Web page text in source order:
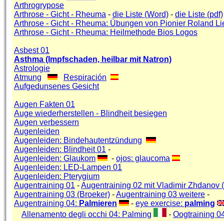
Arthrogrypose
Arthrose - Gicht - Rheuma - die Liste (Word) - die Liste (pdf)
Arthrose - Gicht - Rheuma: Übungen von Pionier Roland
Arthrose - Gicht - Rheuma: Heilmethode Bios Logos
Asbest 01
Asthma (Impfschaden, heilbar mit Natron)
Astrologie
Atmung
Respiración
Aufgedunsenes Gesicht
Augen Fakten 01
Auge wiederherstellen - Blindheit besiegen
Augen verbessern
Augenleiden
Augenleiden: Bindehautentzündung
Augenleiden: Blindheit 01 -
Augenleiden: Glaukom
- ojos: glaucoma
Augenleiden: LED-Lampen 01
Augenleiden: Pterygium
Augentraining 01 -Augentraining 02 mit Vladimir Zhdanov
Augentraining 03 (Broeker) -Augentraining 03 weitere -
Augentraining 04: Palmieren - eye exercise: palming
Allenamento degli occhi 04: Palming
- Oogtraining